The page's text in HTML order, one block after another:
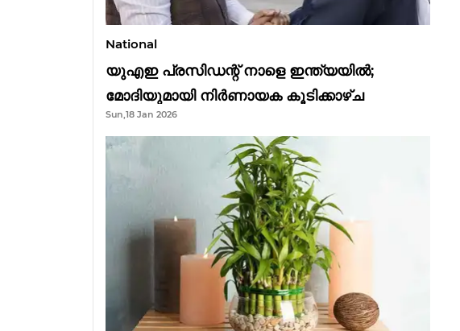
National
യുഎഇ പ്രസിഡന്റ് നാളെ ഇന്ത്യയിൽ;
മോദിയുമായി നിർണായക കൂടിക്കാഴ്ച
Sun,18 Jan 2026